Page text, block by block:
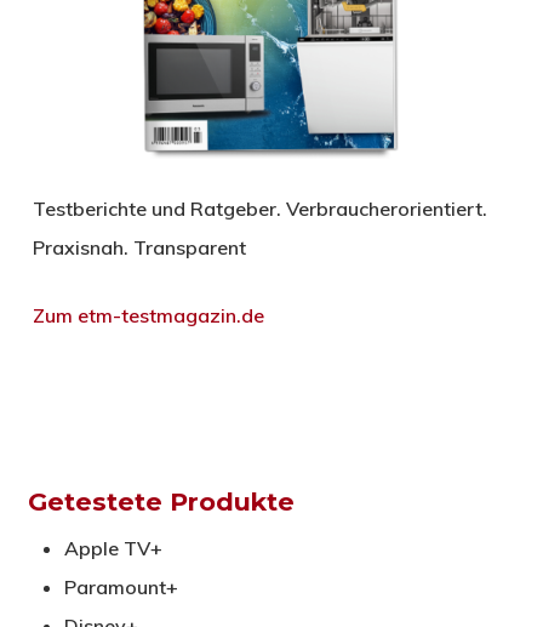
Testberichte und Ratgeber. Verbraucherorientiert.
Praxisnah. Transparent
Zum etm-testmagazin.de
Getestete Produkte
Apple TV+
Paramount+